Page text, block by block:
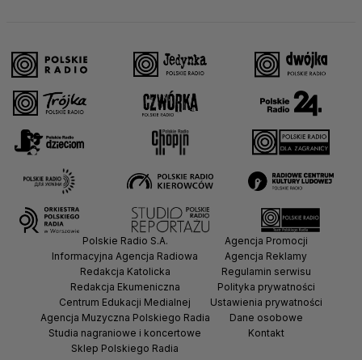
Polskie Radio S.A.
Informacyjna Agencja Radiowa
Redakcja Katolicka
Redakcja Ekumeniczna
Centrum Edukacji Medialnej
Agencja Muzyczna Polskiego Radia
Studia nagraniowe i koncertowe
Sklep Polskiego Radia
Agencja Promocji
Agencja Reklamy
Regulamin serwisu
Polityka prywatności
Ustawienia prywatności
Dane osobowe
Kontakt